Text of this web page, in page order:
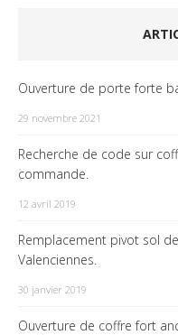
Ouverture de porte forte
29 novembre 2021
Recherche de code sur
commande.
12 avril 2019
Remplacement pivot sol
Valenciennes.
30 janvier 2019
Ouverture de coffre fort